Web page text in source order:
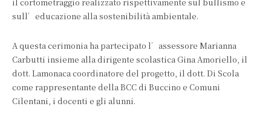
sull’educazione alla sostenibilità ambientale.
A questa cerimonia ha partecipato l’assessore Marianna
Carbutti insieme alla dirigente scolastica Gina Amoriello, il
dott. Lamonaca coordinatore del progetto, il dott. Di Scola
come rappresentante della BCC di Buccino e Comuni
Cilentani, i docenti e gli alunni.